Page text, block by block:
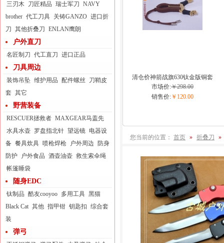
三刃木 刀匠精品 瑞士军刀 NAVY
brother 代工刀具 关铸GANZO 进口折
刀 其他折叠刀 ENLAN鹰朗
户外直刀
名匠制刀 代工直刀 进口正品
刀具周边
装饰吊坠 维护用品 配件螺丝
刀鞘皮
套 其它
野营装备
RESCUER拯救者 MAXGEAR马盖先
水具水壶 罗盘指北针 望远镜 电器设
备 餐具炊具 喷枪焊枪 户外周边
防身
防护
户外食品 酒壶油壶 救生索伞绳
帐篷睡袋
随身EDC
钛制品 酷友cooyoo 多用工具 黑猫
Black Cat 其他 指甲钳 钥匙扣 综合套
装
弹弓
清仓价神箭战旗630钛金版铜套
弓眼反曲球卡六股弹弓
市场价:￥298.00
销售价: ￥120.00
您当前的位置： 首页 » 折叠刀 »